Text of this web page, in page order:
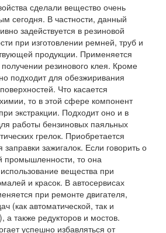
сделали вещество очень
сегодня. В частности, данный
задействуется в резиновой
при изготовлении ремней, труб и
продукции. Применяется
резинового клея. Кроме
подходит для обезжиривания
Что касается
то в этой сфере компонент
экстракции. Подходит оно и в
работы бензиновых паяльных
грелок. Приобретается
заправки зажигалок. Если говорить о
промышленности, то она
вещества при
и красок. В автосервисах
при ремонте двигателя,
(как автоматической, так и
а также редукторов и мостов.
успешно избавляться от